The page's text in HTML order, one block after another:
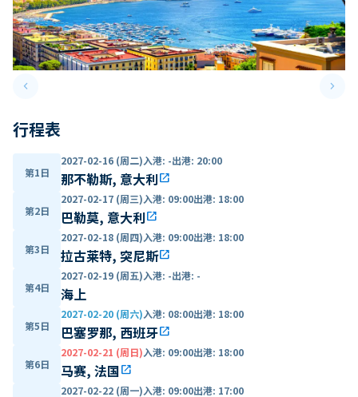
keyboard_arrow_leftPrevious slide keyboard_arrow_right
行程表
第1日
2027-02-16 (周二)入港: -出港: 20:00
那不勒斯, 意大利open_in_new
第2日
2027-02-17 (周三)入港: 09:00出港: 18:00
巴勒莫, 意大利open_in_new
第3日
2027-02-18 (周四)入港: 09:00出港: 18:00
拉古莱特, 突尼斯open_in_new
第4日
2027-02-19 (周五)入港: -出港: -
海上
第5日
2027-02-20 (周六)入港: 08:00出港: 18:00
巴塞罗那, 西班牙open_in_new
第6日
2027-02-21 (周日)入港: 09:00出港: 18:00
马赛, 法国open_in_new
2027-02-22 (周一)入港: 09:00出港: 17:00